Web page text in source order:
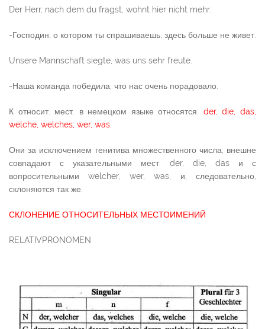
Der Herr, nach dem du fragst, wohnt hier nicht mehr.
-Господин, о котором ты спрашиваешь, здесь больше не живет.
Unsere Mannschaft siegte, was uns sehr freute.
-Наша команда победила, что нас очень порадовало.
К относит. мест. в немецком языке относятся: der, die, das,
welche, welches; wer, was.
Они за исключением генитива множественного числа, внешне
совпадают с указательными мест. der, die, das и с
вопросительными welcher, wer, was, и, следовательно,
склоняются так же.
СКЛОНЕНИЕ ОТНОСИТЕЛЬНЫХ МЕСТОИМЕНИЙ
RELATIVPRONOMEN